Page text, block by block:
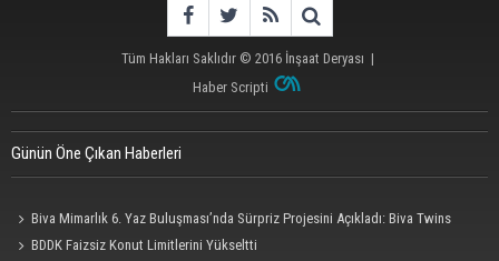
Tüm Hakları Saklıdır © 2016 İnşaat Deryası |
Haber Scripti
Günün Öne Çıkan Haberleri
Biva Mimarlık 6. Yaz Buluşması’nda Sürpriz Projesini Açıkladı: Biva Twins
BDDK Faizsiz Konut Limitlerini Yükseltti